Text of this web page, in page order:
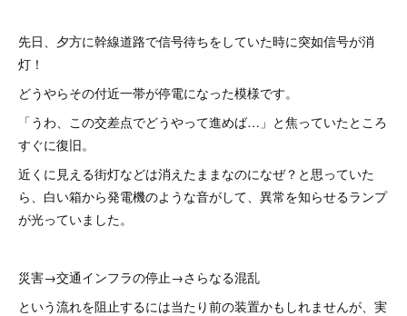
先日、夕方に幹線道路で信号待ちをしていた時に突如信号が消
灯！
どうやらその付近一帯が停電になった模様です。
「うわ、この交差点でどうやって進めば…」と焦っていたところ
すぐに復旧。
近くに見える街灯などは消えたままなのになぜ？と思っていた
ら、白い箱から発電機のような音がして、異常を知らせるランプ
が光っていました。
災害→交通インフラの停止→さらなる混乱
という流れを阻止するには当たり前の装置かもしれませんが、実